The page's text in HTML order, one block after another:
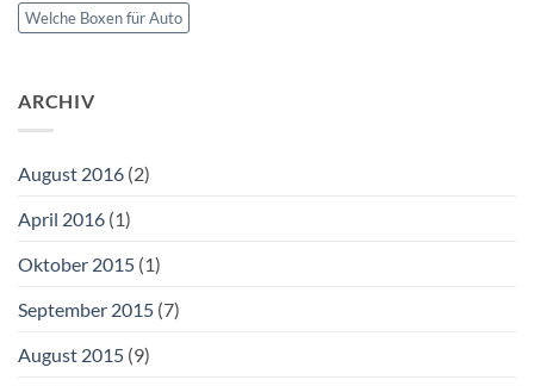
Welche Boxen für Auto
ARCHIV
August 2016 (2)
April 2016 (1)
Oktober 2015 (1)
September 2015 (7)
August 2015 (9)